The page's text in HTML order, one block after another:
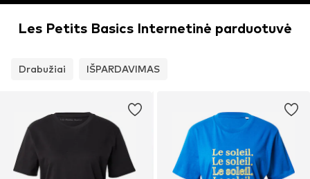
Les Petits Basics Internetinė parduotuvė
Drabužiai IŠPARDAVIMAS